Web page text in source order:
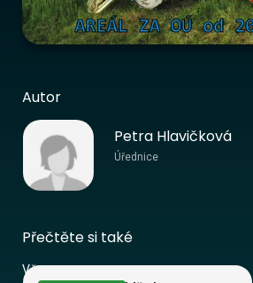
Autor
Petra Hlavičková
Úřednice
Přečtěte si také
Vše